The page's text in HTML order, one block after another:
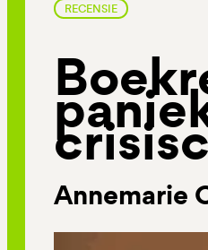
RECENSIE
Annemarie